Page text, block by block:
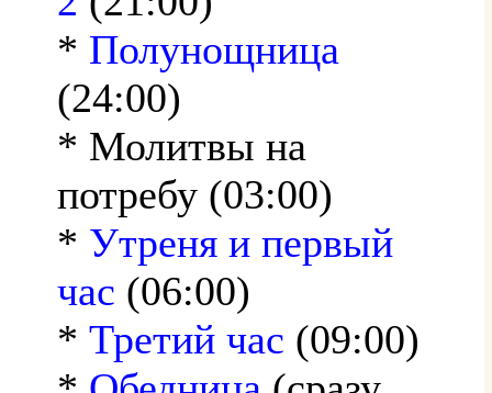
* Полунощница
(24:00)
* Молитвы на
потребу (03:00)
* Утреня и первый
час (06:00)
* Третий час (09:00)